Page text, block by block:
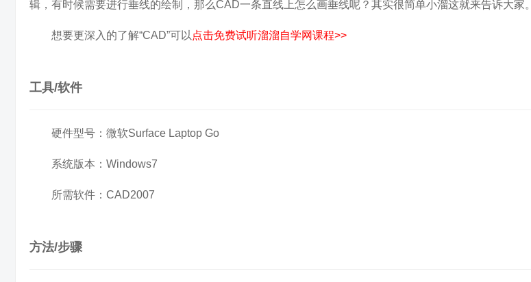
辑，有时候需要进行垂线的绘制，那么CAD一条直线上怎么画垂线呢？其实很简单小溜这就来告诉大家。
想要更深入的了解“CAD”可以 点击免费试听溜溜自学网课程>>
工具/软件
硬件型号：微软Surface Laptop Go
系统版本：Windows7
所需软件：CAD2007
方法/步骤